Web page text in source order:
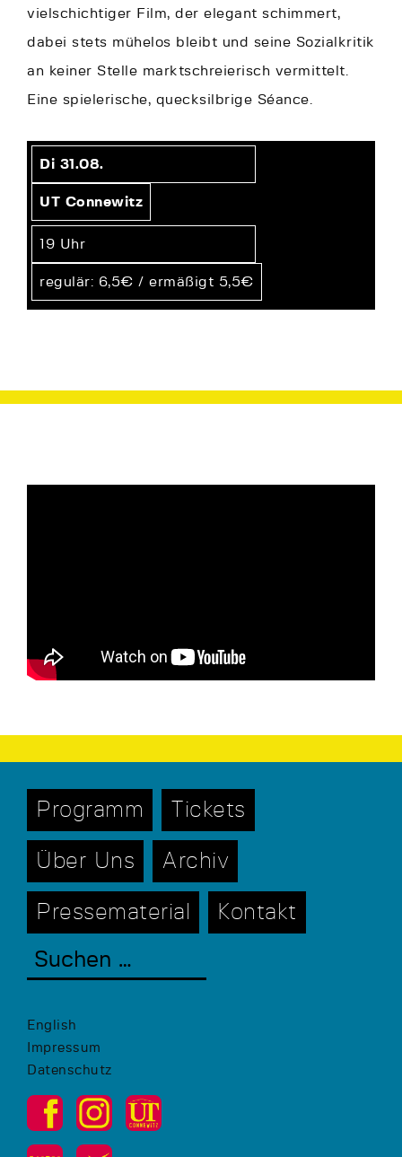
vielschichtiger Film, der elegant schimmert,
dabei stets mühelos bleibt und seine Sozialkritik
an keiner Stelle marktschreierisch vermittelt.
Eine spielerische, quecksilbrige Séance.
Di 31.08.
UT Connewitz
19 Uhr
regulär: 6,5€ / ermäßigt 5,5€
Programm Tickets
Über Uns Archiv
Pressematerial Kontakt
English
Impressum
Datenschutz